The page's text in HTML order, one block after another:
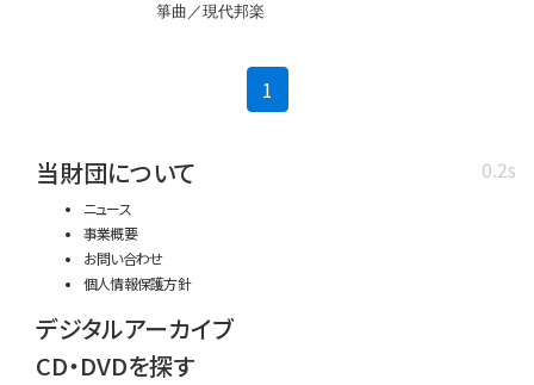
箏曲／現代邦楽
1
0.2s
当財団について
ニュース
事業概要
お問い合わせ
個人情報保護方針
デジタルアーカイブ
CD・DVDを探す